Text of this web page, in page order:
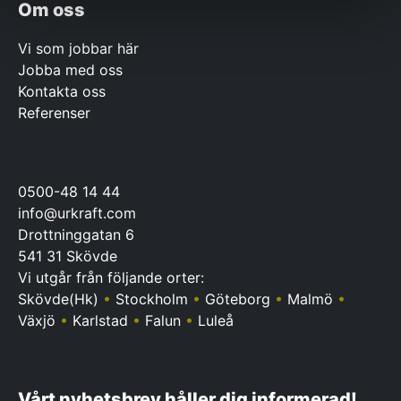
Om oss
Vi som jobbar här
Jobba med oss
Kontakta oss
Referenser
0500-48 14 44
info@urkraft.com
Drottninggatan 6
541 31 Skövde
Vi utgår från följande orter:
Skövde(Hk) • Stockholm • Göteborg • Malmö •
Växjö • Karlstad • Falun • Luleå